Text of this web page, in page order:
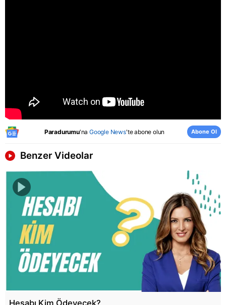
Paradurumu'naGoogle News'te abone olun Abone Ol
Benzer Videolar
Hesabı Kim Ödeyecek?